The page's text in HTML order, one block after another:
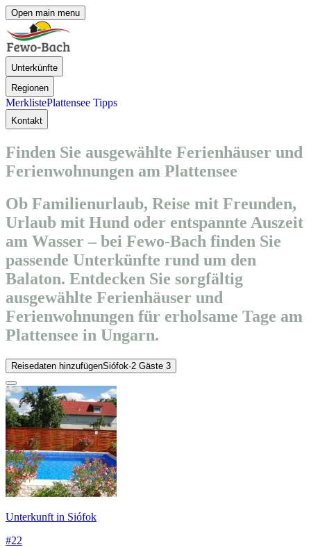
Open main menu
Unterkünfte
Regionen
MerklistePlattensee Tipps
Kontakt
Finden Sie ausgewählte Ferienhäuser und
Ferienwohnungen am Plattensee
Ob Familienurlaub, Reise mit Freunden,
Urlaub mit Hund oder entspannte Auszeit
am Wasser – bei Fewo-Bach finden Sie
passende Unterkünfte rund um den
Balaton. Entdecken Sie sorgfältig
ausgewählte Ferienhäuser und
Ferienwohnungen für erholsame Tage am
Plattensee in Ungarn.
Reisedaten hinzufügenSiófok·2 Gäste 3
Unterkunft in Siófok
#22